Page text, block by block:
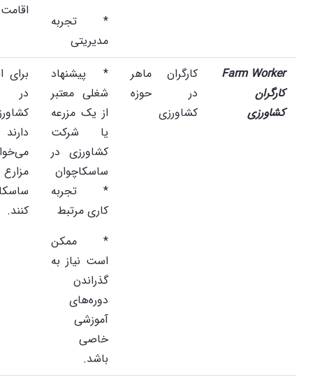
* تجربه
مدیریتی
Farm Worker
کارگران
کشاورزی
کارگران ماهر
در حوزه
کشاورزی
* پیشنهاد
شغلی معتبر
از یک مزرعه
یا شرکت
کشاورزی در
ساسکاچوان
* تجربه
کاری مرتبط
* ممکن
است نیاز به
گذراندن
دوره‌های
آموزشی
خاصی
باشد.
برای
در
مزارع
کنند.